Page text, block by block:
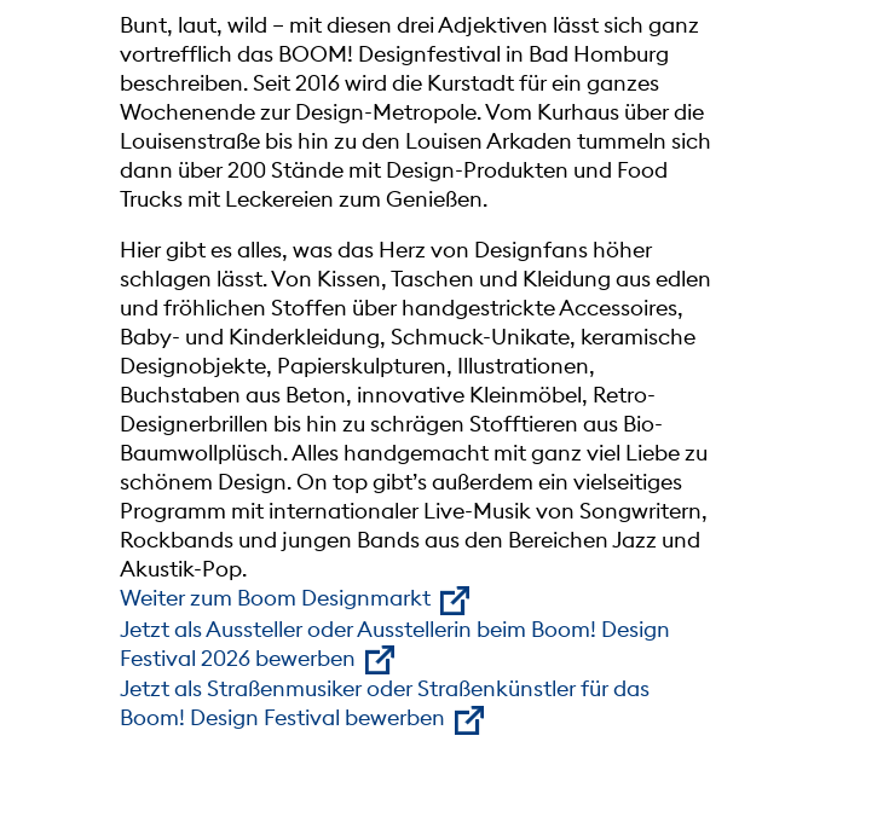
Bunt, laut, wild – mit diesen drei Adjektiven lässt sich ganz
vortrefflich das BOOM! Designfestival in Bad Homburg
beschreiben. Seit 2016 wird die Kurstadt für ein ganzes
Wochenende zur Design-Metropole. Vom Kurhaus über die
Louisenstraße bis hin zu den Louisen Arkaden tummeln sich
dann über 200 Stände mit Design-Produkten und Food
Trucks mit Leckereien zum Genießen.
Hier gibt es alles, was das Herz von Designfans höher
schlagen lässt. Von Kissen, Taschen und Kleidung aus edlen
und fröhlichen Stoffen über handgestrickte Accessoires,
Baby- und Kinderkleidung, Schmuck-Unikate, keramische
Designobjekte, Papierskulpturen, Illustrationen,
Buchstaben aus Beton, innovative Kleinmöbel, Retro-
Designerbrillen bis hin zu schrägen Stofftieren aus Bio-
Baumwollplüsch. Alles handgemacht mit ganz viel Liebe zu
schönem Design. On top gibt’s außerdem ein vielseitiges
Programm mit internationaler Live-Musik von Songwritern,
Rockbands und jungen Bands aus den Bereichen Jazz und
Akustik-Pop.
Weiter zum Boom Designmarkt
Jetzt als Aussteller oder Ausstellerin beim Boom! Design
Festival 2026 bewerben
Jetzt als Straßenmusiker oder Straßenkünstler für das
Boom! Design Festival bewerben